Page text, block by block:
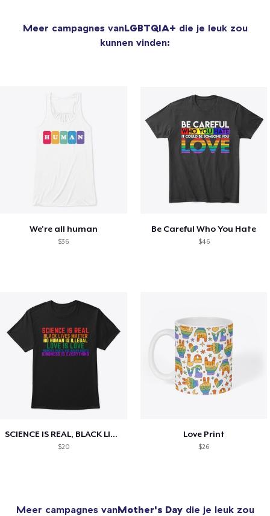
Meer campagnes vanLGBTQIA+ die je leuk zou
kunnen vinden:
We're all human
$36
Be Careful Who You Hate
$46
SCIENCE IS REAL, BLACK LIVES MATTER
$20
Love Print
$26
Meer campagnes vanMother's Daydie je leuk zou